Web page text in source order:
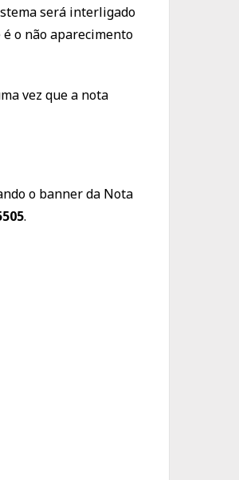
será interligado
o não aparecimento
vez que a nota
o banner da Nota
.